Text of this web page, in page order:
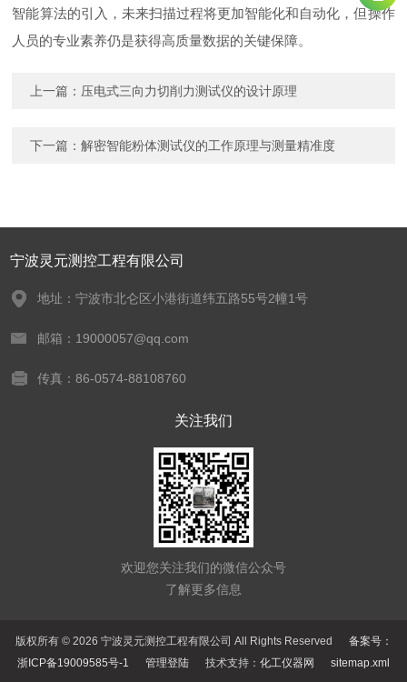
智能算法的引入，未来扫描过程将更加智能化和自动化，但操作
人员的专业素养仍是获得高质量数据的关键保障。
上一篇： 压电式三向力切削力测试仪的设计原理
下一篇：解密智能粉体测试仪的工作原理与测量精准度
宁波灵元测控工程有限公司
地址：宁波市北仑区小港街道纬五路55号2幢1号
邮箱：19000057@qq.com
传真：86-0574-88108760
关注我们
欢迎您关注我们的微信公众号
了解更多信息
版权所有 © 2026 宁波灵元测控工程有限公司 All Rights Reserved 备案号：
浙ICP备19009585号-1
管理登陆 技术支持： 化工仪器网 sitemap.xml